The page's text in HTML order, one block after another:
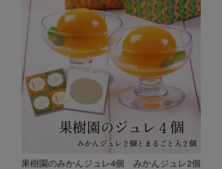
果樹園のみかんジュレ4個 みかんジュレ2個